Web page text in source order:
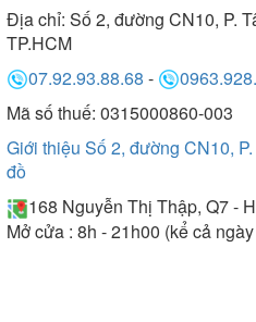
Địa chỉ: Số 2, đường CN10, P.
TP.HCM
07.92.93.88.68 -
Mã số thuế: 0315000860-003
Giới thiệu Số 2, đường CN10,
đồ
168 Nguyễn Thị Thập, Q7 -
Mở cửa : 8h - 21h00 (kể cả